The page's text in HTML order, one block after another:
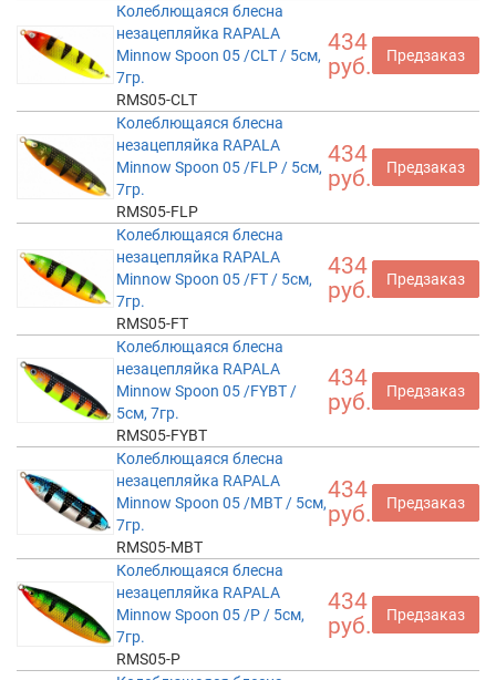
Колеблющаяся блесна
незацепляйка RAPALA
Minnow Spoon 05 /CLT / 5см,
7гр.
RMS05-CLT
434
руб.
Предзаказ
Колеблющаяся блесна
незацепляйка RAPALA
Minnow Spoon 05 /FLP / 5см,
7гр.
RMS05-FLP
434
руб.
Предзаказ
Колеблющаяся блесна
незацепляйка RAPALA
Minnow Spoon 05 /FT / 5см,
7гр.
RMS05-FT
434
руб.
Предзаказ
Колеблющаяся блесна
незацепляйка RAPALA
Minnow Spoon 05 /FYBT /
5см, 7гр.
RMS05-FYBT
434
руб.
Предзаказ
Колеблющаяся блесна
незацепляйка RAPALA
Minnow Spoon 05 /MBT / 5см,
7гр.
RMS05-MBT
434
руб.
Предзаказ
Колеблющаяся блесна
незацепляйка RAPALA
Minnow Spoon 05 /P / 5см,
7гр.
RMS05-P
434
руб.
Предзаказ